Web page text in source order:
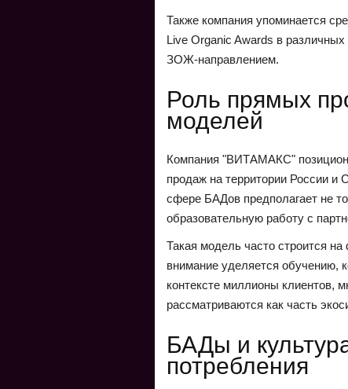
Также компания упоминается
Live Organic Awards в
ЗОЖ-направлением.
Роль прямых
моделей
Компания "ВИТАМАКС"
продаж на территории России
сфере БАДов предполагает не
образовательную работу с
Такая модель часто строится
внимание уделяется обучению,
контексте миллионы клиентов,
рассматриваются как часть
БАДы и
потребления